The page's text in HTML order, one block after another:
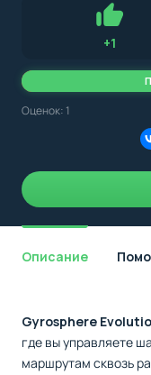
обращать
OS. Мы указываем
+1
Оценок:1
Описание
Gyrosphere
где вы управляете
маршрутам сквозь